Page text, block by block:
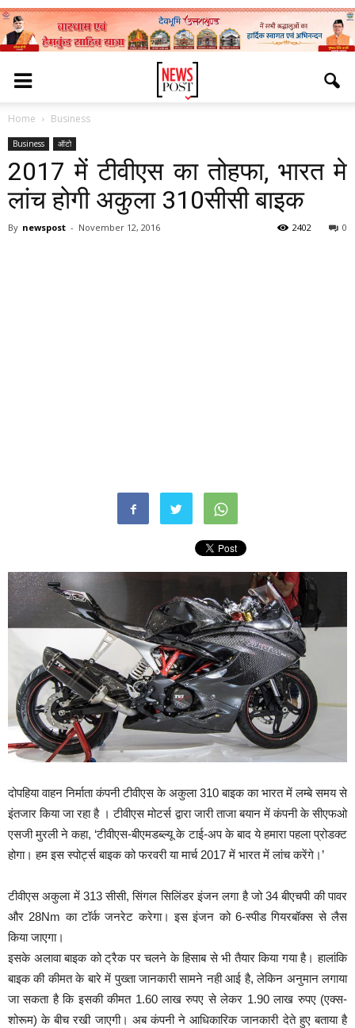
Home Business
Business ऑटो
2017 में टीवीएस का तोहफा, भारत मे
लांच होगी अकुला 310सीसी बाइक
By newspost - November 12, 2016 0
2402
दोपहिया वाहन निर्माता कंपनी टीवीएस के अकुला 310 बाइक का भारत में लम्बे समय से
इंतजार किया जा रहा है । टीवीएस मोटर्स द्वारा जारी ताजा बयान में कंपनी के सीएफओ
एसजी मुरली ने कहा, ‘टीवीएस-बीएमडब्ल्यू के टाई-अप के बाद ये हमारा पहला प्रोडक्ट
होगा। हम इस स्पोर्ट्स बाइक को फरवरी या मार्च 2017 में भारत में लांच करेंगे।’
टीवीएस अकुला में 313 सीसी, सिंगल सिलिंडर इंजन लगा है जो 34 बीएचपी की पावर
और 28Nm का टॉर्क जनरेट करेगा। इस इंजन को 6-स्पीड गियरबॉक्स से लैस
किया जाएगा।
इसके अलावा बाइक को ट्रैक पर चलने के हिसाब से भी तैयार किया गया है। हालांकि
बाइक की कीमत के बारे में पुख्ता जानकारी सामने नही आई है, लेकिन अनुमान लगाया
जा सकता है कि इसकी कीमत 1.60 लाख रुपए से लेकर 1.90 लाख रुपए (एक्स-
शोरूम) के बीच रखी जाएगी। अब कंपनी ने आधिकारिक जानकारी देते हुए बताया है